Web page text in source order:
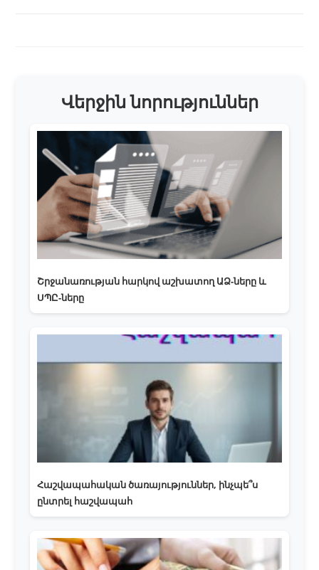
Վերջին նորություններ
Շրջանառության հարկով աշխատող ԱՁ-ները և
ՍՊԸ-ները
Հաշվապահական ծառայություններ, ինչպե՞ս
ընտրել հաշվապահ